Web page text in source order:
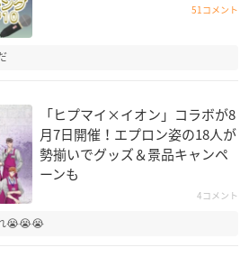
51コメント
「ヒプマイ×イオン」コラボが8
月7日開催！エプロン姿の18人が
勢揃いでグッズ＆景品キャンペ
ーンも
4コメント
😭😭😭